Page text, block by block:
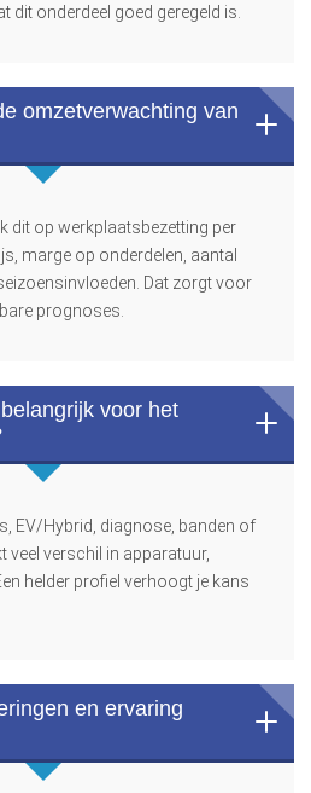
dit onderdeel goed geregeld is.
omzetverwachting van
dit op werkplaatsbezetting per
marge op onderdelen, aantal
Dat zorgt voor
prognoses.
voor het
EV/Hybrid, diagnose, banden of
veel verschil in apparatuur,
helder profiel verhoogt je kans
en ervaring